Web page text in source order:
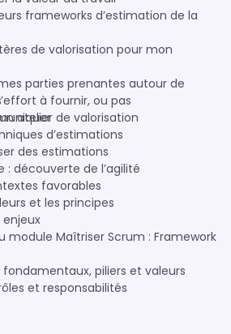
frameworks d’estimation de la
de valorisation pour mon
parties prenantes autour de
atelier de valorisation
à fournir, ou pas
d’estimations
des estimations
: découverte de l’agilité
favorables
et les principes
module Maîtriser Scrum : Framework
piliers et valeurs
et responsabilités